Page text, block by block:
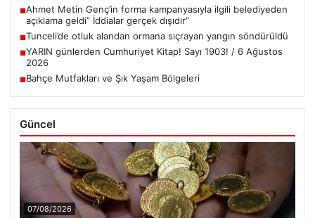
■Ahmet Metin Genç’in forma kampanyasıyla ilgili belediyeden
açıklama geldi” İddialar gerçek dışıdır”
■Tunceli’de otluk alandan ormana sıçrayan yangın söndürüldü
■YARIN günlerden Cumhuriyet Kitap! Sayı 1903! / 6 Ağustos
2026
■Bahçe Mutfakları ve Şık Yaşam Bölgeleri
Güncel
07/08/2026